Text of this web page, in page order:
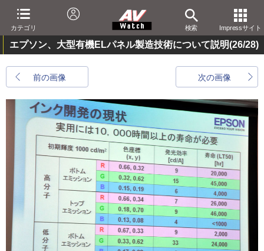
カテゴリ 検索 Impressサイト
エプソン、大型有機ELパネル製造技術について説明(26/28)
前の画像 次の画像